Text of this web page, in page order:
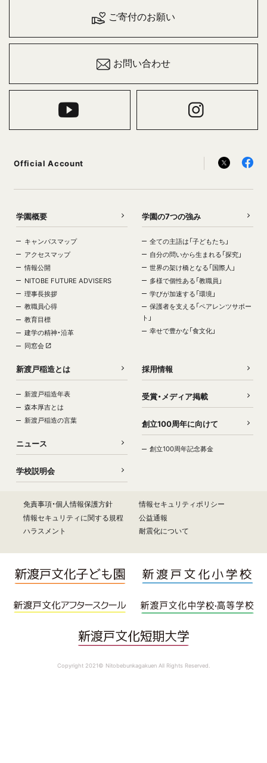
ご寄付のお願い
お問い合わせ
Official Account
学園概要
キャンパスマップ
アクセスマップ
情報公開
NITOBE FUTURE ADVISERS
理事長挨拶
教職員心得
教育目標
建学の精神・沿革
同窓会
学園の7つの強み
全ての主語は「子どもたち」
自分の問いから生まれる「探究」
世界の架け橋となる「国際人」
多様で個性ある「教職員」
学びが加速する「環境」
保護者を支える「ペアレンツサポー
ト」
幸せで豊かな「食文化」
新渡戸稲造とは
新渡戸稲造年表
森本厚吉とは
新渡戸稲造の言葉
ニュース
学校説明会
採用情報
受賞・メディア掲載
創立100周年に向けて
創立100周年記念募金
免責事項・個人情報保護方針
情報セキュリティポリシー
情報セキュリティに関する規程
公益通報
ハラスメント
耐震化について
Copyright 2021© Nitobebunkagakuen All Rights Reserved.